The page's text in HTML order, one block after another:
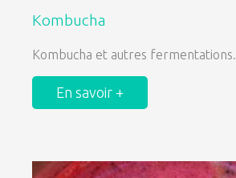
Kombucha
Kombucha et autres fermentations.
En savoir +